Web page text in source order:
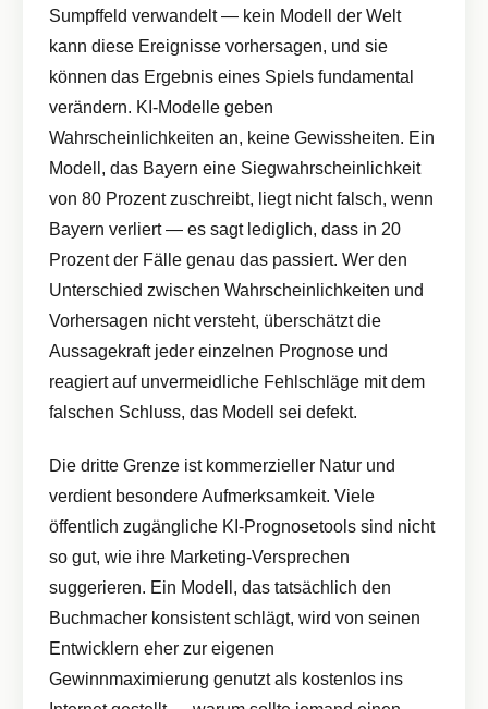
Sumpffeld verwandelt — kein Modell der Welt
kann diese Ereignisse vorhersagen, und sie
können das Ergebnis eines Spiels fundamental
verändern. KI-Modelle geben
Wahrscheinlichkeiten an, keine Gewissheiten. Ein
Modell, das Bayern eine Siegwahrscheinlichkeit
von 80 Prozent zuschreibt, liegt nicht falsch, wenn
Bayern verliert — es sagt lediglich, dass in 20
Prozent der Fälle genau das passiert. Wer den
Unterschied zwischen Wahrscheinlichkeiten und
Vorhersagen nicht versteht, überschätzt die
Aussagekraft jeder einzelnen Prognose und
reagiert auf unvermeidliche Fehlschläge mit dem
falschen Schluss, das Modell sei defekt.
Die dritte Grenze ist kommerzieller Natur und
verdient besondere Aufmerksamkeit. Viele
öffentlich zugängliche KI-Prognosetools sind nicht
so gut, wie ihre Marketing-Versprechen
suggerieren. Ein Modell, das tatsächlich den
Buchmacher konsistent schlägt, wird von seinen
Entwicklern eher zur eigenen
Gewinnmaximierung genutzt als kostenlos ins